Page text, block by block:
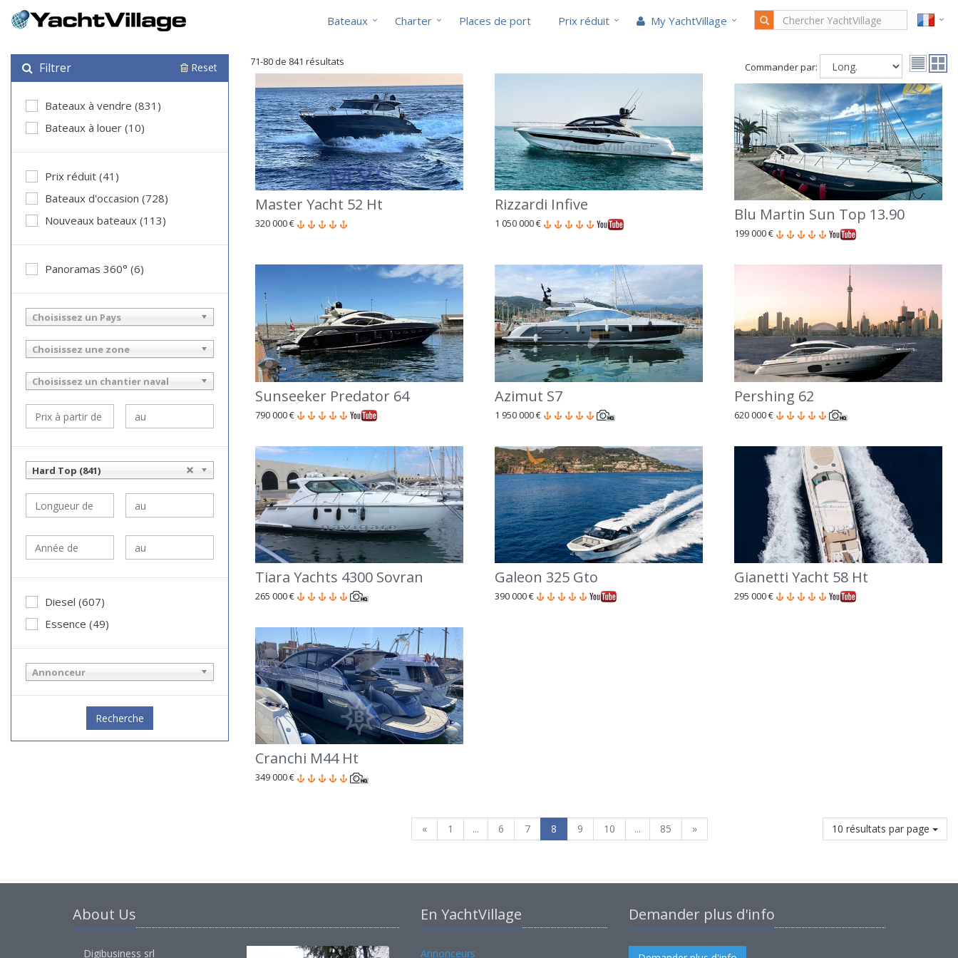
Bateaux Charter Places de port Prix réduit My YachtVillage
Filtrer Reset
Bateaux à vendre (831)
Bateaux à louer (10)
Prix réduit (41)
Bateaux d'occasion (728)
Nouveaux bateaux (113)
Panoramas 360° (6)
Choisissez un Pays
Choisissez une zone
Choisissez un chantier naval
Hard Top (841)
Diesel (607)
Essence (49)
Annonceur
Recherche
71-80 de 841 résultats Commander par:
Master Yacht 52 Ht
320 000 €
Rizzardi Infive
1 050 000 € Blu Martin Sun Top 13.90
199 000 €
Sunseeker Predator 64
790 000 €
Azimut S7
1 950 000 €
Pershing 62
620 000 €
Tiara Yachts 4300 Sovran
265 000 €
Galeon 325 Gto
390 000 €
Gianetti Yacht 58 Ht
295 000 €
Cranchi M44 Ht
349 000 €
« 1 ... 6 7 8 9 10 ... 85 » 10 résultats par page
About Us
Digibusiness srl
En YachtVillage
Annonceurs
Demander plus d'info